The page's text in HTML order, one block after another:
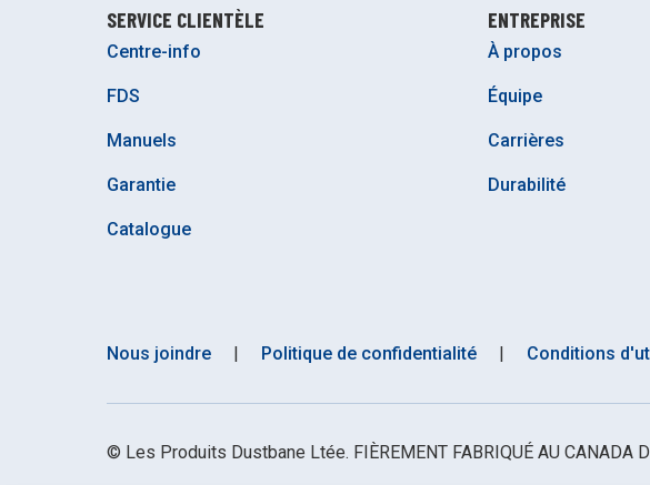
SERVICE CLIENTÈLE
Centre-info
FDS
Manuels
Garantie
Catalogue
ENTREPRISE
À propos
Équipe
Carrières
Durabilité
Nous joindre | Politique de confidentialité | Conditions
© Les Produits Dustbane Ltée. FIÈREMENT FABRIQUÉ AU CANADA